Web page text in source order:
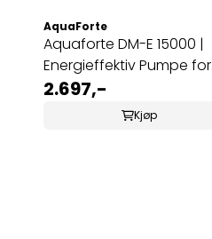
AquaForte
Aquaforte DM-E 15000 |
Energieffektiv Pumpe for
Hagedam
2.697,-
Kjøp